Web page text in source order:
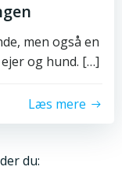
men også en
og hund. […]
Læs mere
du: